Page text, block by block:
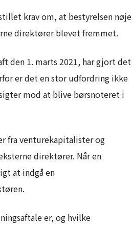
krav om, at bestyrelsen nøje
direktører blevet fremmet.
den 1. marts 2021, har gjort det
er det en stor udfordring ikke
mod at blive børsnoteret i
fra venturekapitalister og
direktører. Når en
at indgå en
er, og hvilke